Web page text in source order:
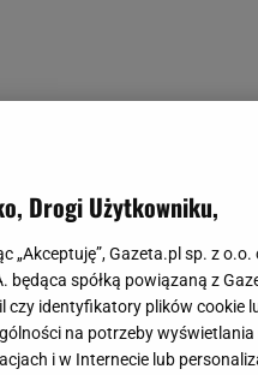
malują się w
perełki z
Drogi Użytkowniku,
„Akceptuję”, Gazeta.pl sp. z
będąca spółką powiązaną z
czy identyfikatory plików
na potrzeby
i w Internecie lub